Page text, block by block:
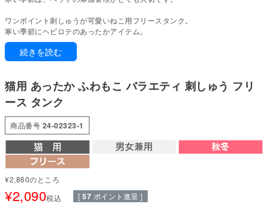
ワンポイント刺しゅうが可愛いねこ用フリースタンク。
寒い季節にヘビロテのあったかアイテム。
1枚でも重ね着でも楽しめるアイテムとして活躍します。
フリース生地は空気をしっかりと閉じ込め、高い保温性を実現。
久性を備えています。
寒い季節を快適に過ごせる一着です。
●本体：アンチピリングフリース(ポリエステル100%)
●部分使い：20スパンテレコ(綿95%・ポリウレタン5%)
●日本製：MADE IN JAPAN
●伸縮性(5段階)：3
●厚さ(5段階)：4
●お洗濯について：手洗い又は、洗濯ネットを使用。アイロンは、当て布を
して中温。 ファスナー・ボタン・面テープがある商品は、しっかり止めた状
態で洗濯をしてください
続きを読む
猫用 あったか ふわもこ バラエティ 刺しゅう フリ
ース タンク
商品番号 24-02323-1
¥2,860のところ
¥2,090税込 [ 57 ポイント進呈 ]